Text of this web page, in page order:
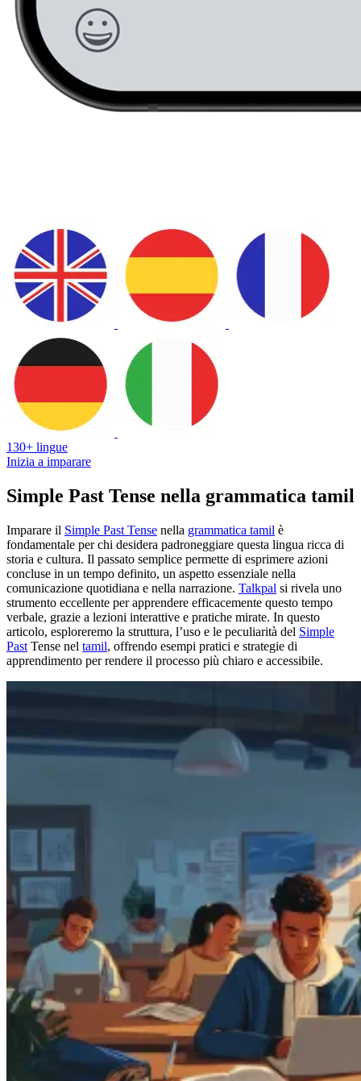
130+ lingue
Inizia a imparare
Simple Past Tense nella grammatica tamil
Imparare il Simple Past Tense nella grammatica tamil è
fondamentale per chi desidera padroneggiare questa lingua ricca di
storia e cultura. Il passato semplice permette di esprimere azioni
concluse in un tempo definito, un aspetto essenziale nella
comunicazione quotidiana e nella narrazione. Talkpal si rivela uno
strumento eccellente per apprendere efficacemente questo tempo
verbale, grazie a lezioni interattive e pratiche mirate. In questo
articolo, esploreremo la struttura, l’uso e le peculiarità del Simple
Past Tense nel tamil, offrendo esempi pratici e strategie di
apprendimento per rendere il processo più chiaro e accessibile.